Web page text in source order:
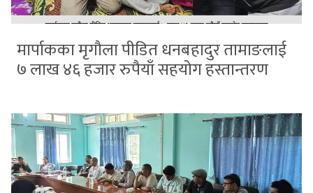
मार्पाकका मृगौला पीडित धनबहादुर तामाङलाई
७ लाख ४६ हजार रुपैयाँ सहयोग हस्तान्तरण